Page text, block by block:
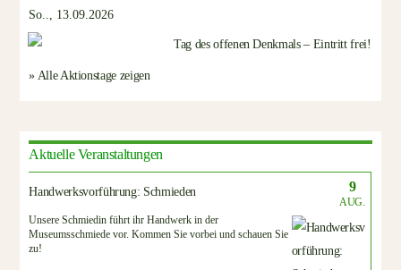
So.., 13.09.2026
» Alle Aktionstage zeigen
Aktuelle Veranstaltungen
Handwerksvorführung: Schmieden 9
AUG.
Unsere Schmiedin führt ihr Handwerk in der
Museumsschmiede vor. Kommen Sie vorbei und schauen Sie
zu!